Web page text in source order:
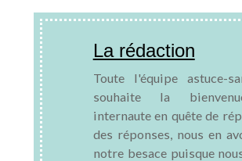
La rédaction
Toute l'équipe astuce-
souhaite la
internaute en quête de
des réponses, nous en
notre besace puisque